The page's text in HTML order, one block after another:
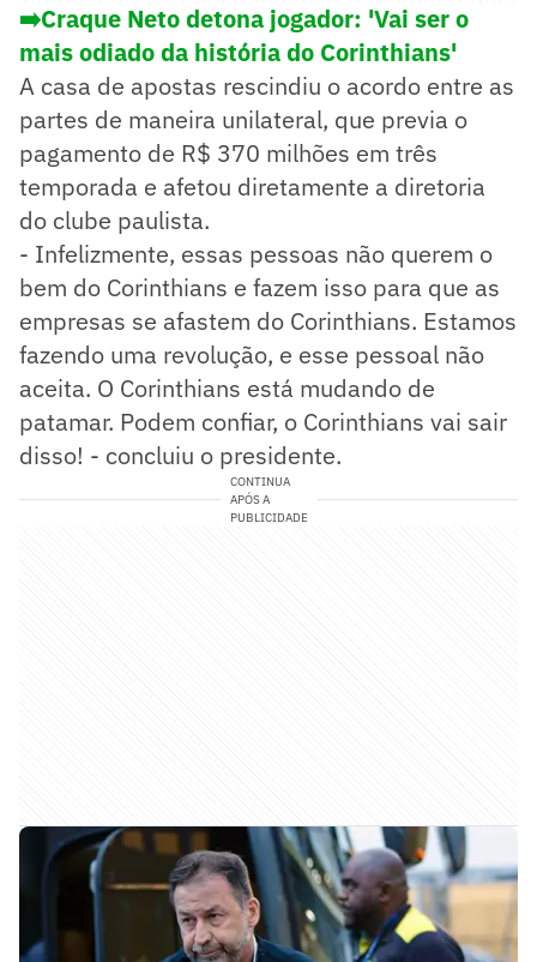
➡️Craque Neto detona jogador: 'Vai ser o
mais odiado da história do Corinthians'
A casa de apostas rescindiu o acordo entre as
partes de maneira unilateral, que previa o
pagamento de R$ 370 milhões em três
temporada e afetou diretamente a diretoria
do clube paulista.
- Infelizmente, essas pessoas não querem o
bem do Corinthians e fazem isso para que as
empresas se afastem do Corinthians. Estamos
fazendo uma revolução, e esse pessoal não
aceita. O Corinthians está mudando de
patamar. Podem confiar, o Corinthians vai sair
disso! - concluiu o presidente.
CONTINUA
APÓS A
PUBLICIDADE